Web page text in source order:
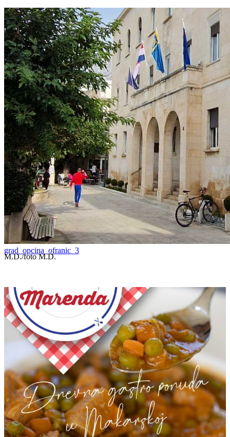
grad_opcina_ofranic_3
M.D./foto M.D.